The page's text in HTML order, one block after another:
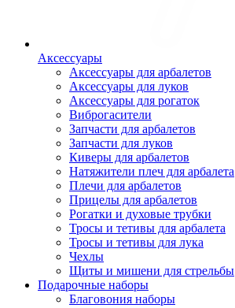
Аксессуары
Аксессуары для арбалетов
Аксессуары для луков
Аксессуары для рогаток
Виброгасители
Запчасти для арбалетов
Запчасти для луков
Киверы для арбалетов
Натяжители плеч для арбалета
Плечи для арбалетов
Прицелы для арбалетов
Рогатки и духовые трубки
Тросы и тетивы для арбалета
Тросы и тетивы для лука
Чехлы
Щиты и мишени для стрельбы
Подарочные наборы
Благовония наборы